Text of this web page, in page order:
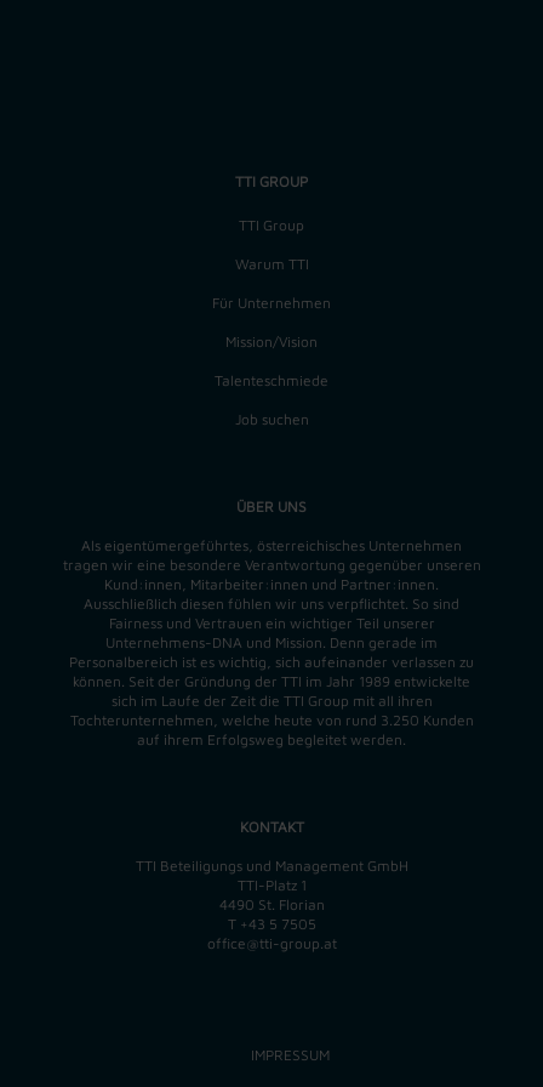
TTI GROUP
TTI Group
Warum TTI
Für Unternehmen
Mission/Vision
Talenteschmiede
Job suchen
ÜBER UNS
Als eigentümergeführtes, österreichisches Unternehmen
tragen wir eine besondere Verantwortung gegenüber unseren
Kund:innen, Mitarbeiter:innen und Partner:innen.
Ausschließlich diesen fühlen wir uns verpflichtet. So sind
Fairness und Vertrauen ein wichtiger Teil unserer
Unternehmens-DNA und Mission . Denn gerade im
Personalbereich ist es wichtig, sich aufeinander verlassen zu
können. Seit der Gründung der TTI im Jahr 1989 entwickelte
sich im Laufe der Zeit die TTI Group mit all ihren
Tochterunternehmen, welche heute von rund 3.250 Kunden
auf ihrem Erfolgsweg begleitet werden.
KONTAKT
TTI Beteiligungs und Management GmbH
TTI-Platz 1
4490 St. Florian
T +43 5 7505
office@tti-group.at
IMPRESSUM